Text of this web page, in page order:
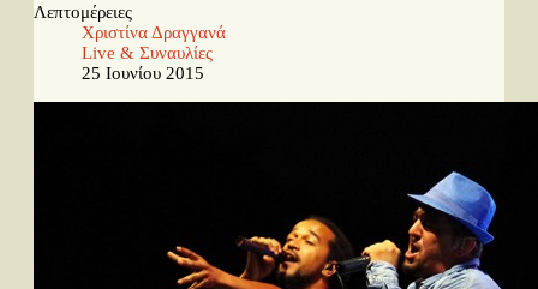
Παρουσιάσεις
Δίσκοι
Σειρές
Καλλιτέχνες
Λεπτομέρειες
Χριστίνα Δραγγανά
Live & Συναυλίες
25 Ιουνίου 2015